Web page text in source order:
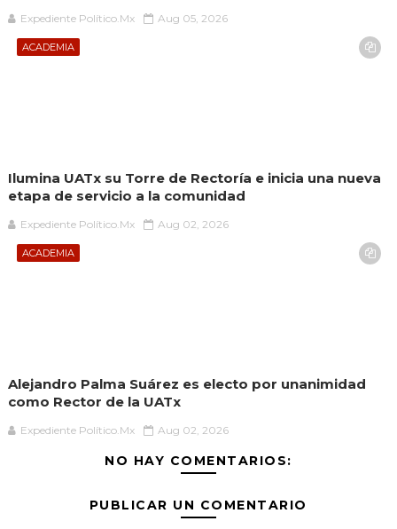
Expediente Político.Mx Aug 05, 2026
ACADEMIA
Ilumina UATx su Torre de Rectoría e inicia una nueva
etapa de servicio a la comunidad
Expediente Político.Mx Aug 02, 2026
ACADEMIA
Alejandro Palma Suárez es electo por unanimidad
como Rector de la UATx
Expediente Político.Mx Aug 02, 2026
NO HAY COMENTARIOS:
PUBLICAR UN COMENTARIO